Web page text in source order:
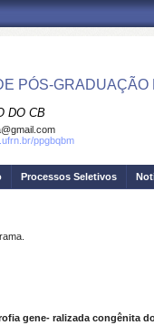
PÓS-
DO CB
ppgbqbm
Processos Seletivos
gene- ralizada congênita